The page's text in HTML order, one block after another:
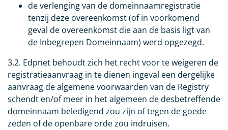
de verlenging van de domeinnaamregistratie
tenzij deze overeenkomst (of in voorkomend
geval de overeenkomst die aan de basis ligt van
de Inbegrepen Domeinnaam) werd opgezegd.
3.2. Edpnet behoudt zich het recht voor te weigeren de
registratieaanvraag in te dienen ingeval een dergelijke
aanvraag de algemene voorwaarden van de Registry
schendt en/of meer in het algemeen de desbetreffende
domeinnaam beledigend zou zijn of tegen de goede
zeden of de openbare orde zou indruisen.